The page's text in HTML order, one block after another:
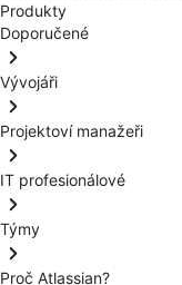
Produkty
Doporučené
Vývojáři
Projektoví manažeři
IT profesionálové
Týmy
Proč Atlassian?